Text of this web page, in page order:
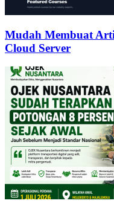
Mudah Membuat
Cloud Server